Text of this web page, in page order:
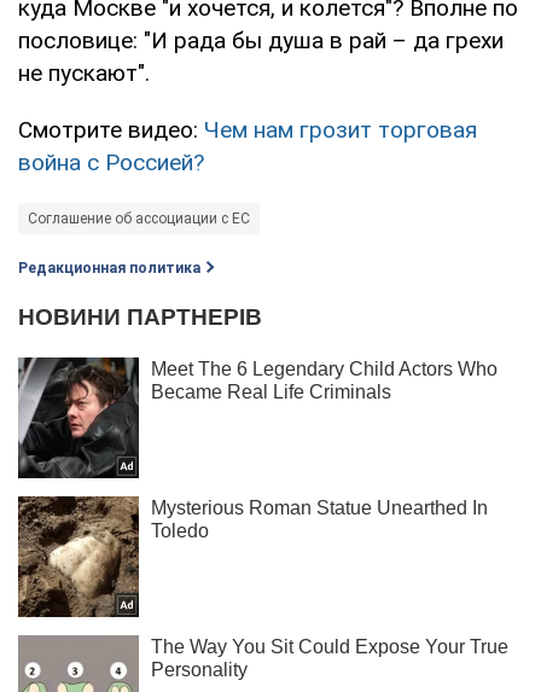
куда Москве "и хочется, и колется"? Вполне по
пословице: "И рада бы душа в рай – да грехи
не пускают".
Смотрите видео: Чем нам грозит торговая
война с Россией?
Соглашение об ассоциации с ЕС
Редакционная политика